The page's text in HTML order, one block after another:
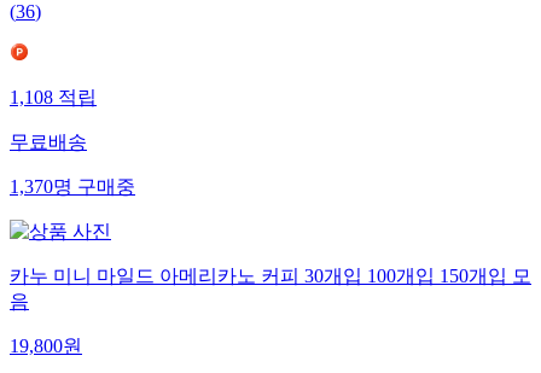
(36)
1,108적립
무료배송
1,370명구매중
카누 미니 마일드 아메리카노 커피 30개입 100개입 150개입 모
음
19,800원